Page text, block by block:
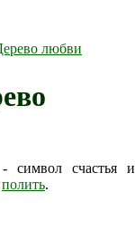
любви
символ счастья и
полить.